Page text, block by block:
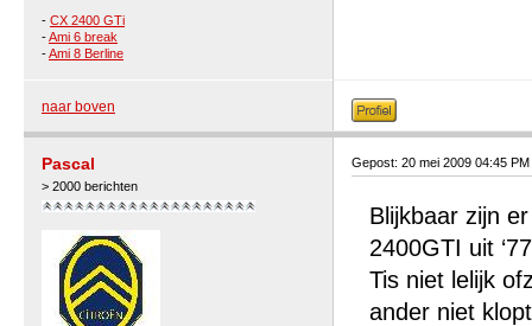
- CX 2400 GTi
-Ami 6 break
-Ami 8 Berline
naar boven
Pascal
> 2000 berichten
Gepost: 20 mei 2009 04:45 PM
Blijkbaar zijn
2400GTI uit
Tis niet lelijk
ander niet